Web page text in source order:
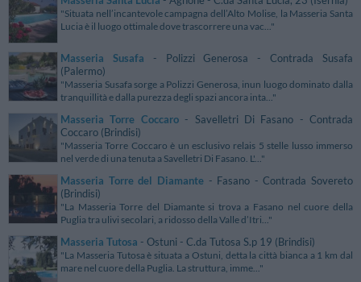
"Situata nell’incantevole campagna dell’Alto Molise, la Masseria Santa
Lucia è il luogo ottimale dove trascorrere una vac..."
Masseria Susafa - Polizzi Generosa - Contrada Susafa
(Palermo)
"Masseria Susafa sorge a Polizzi Generosa, inun luogo dominato dalla
tranquillità e dalla purezza degli spazi ancora inta..."
Masseria Torre Coccaro- Savelletri Di Fasano - Contrada
Coccaro (Brindisi)
"Masseria Torre Coccaro è un esclusivo relais 5 stelle lusso immerso
nel verde di una tenuta a Savelletri Di Fasano. L'..."
Masseria Torre del Diamante- Fasano - Contrada Sovereto
(Brindisi)
"La Masseria Torre del Diamante si trova a Fasano nel cuore della
Puglia tra ulivi secolari, a ridosso della Valle d’Itri..."
Masseria Tutosa - Ostuni - C.da Tutosa S.p 19 (Brindisi)
"La Masseria Tutosa è situata a Ostuni, detta la città bianca a 1 km dal
mare nel cuore della Puglia. La struttura, imme..."